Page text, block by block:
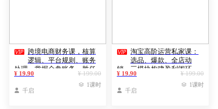
 跨境电商财务课，核算
逻辑、平台规则、账务
处理，掌握全盘账务，胜任
高薪岗位月入1.5万+
¥ 199.00
¥ 19.90
 千启
 1课时
 淘宝高阶运营私家课：
选品、爆款、全店动
销，三模块构建盈利闭环，
月入破5万（更新26年1月）
¥ 199.00
¥ 19.90
 千启
 1课时